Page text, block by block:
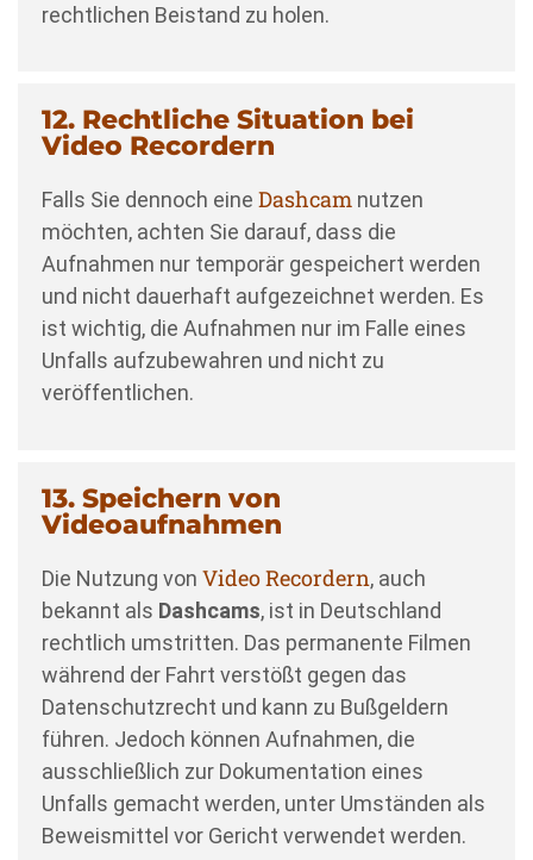
rechtlichen Beistand zu holen.
12. Rechtliche Situation bei
Video Recordern
Falls Sie dennoch eine Dashcam nutzen
möchten, achten Sie darauf, dass die
Aufnahmen nur temporär gespeichert werden
und nicht dauerhaft aufgezeichnet werden. Es
ist wichtig, die Aufnahmen nur im Falle eines
Unfalls aufzubewahren und nicht zu
veröffentlichen.
13. Speichern von
Videoaufnahmen
Die Nutzung von Video Recordern, auch
bekannt als Dashcams, ist in Deutschland
rechtlich umstritten. Das permanente Filmen
während der Fahrt verstößt gegen das
Datenschutzrecht und kann zu Bußgeldern
führen. Jedoch können Aufnahmen, die
ausschließlich zur Dokumentation eines
Unfalls gemacht werden, unter Umständen als
Beweismittel vor Gericht verwendet werden.